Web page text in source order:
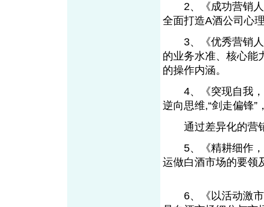
2、《成功营销人
全面打造A酒公司
3、《优秀营销人
的业务水准、核心能
的操作内涵。
4、《突现自我，
逆向思维,“剑走偏锋
通过差异化的营
5、《精耕细作，
运做白酒市场的要领
6、《以活动激市